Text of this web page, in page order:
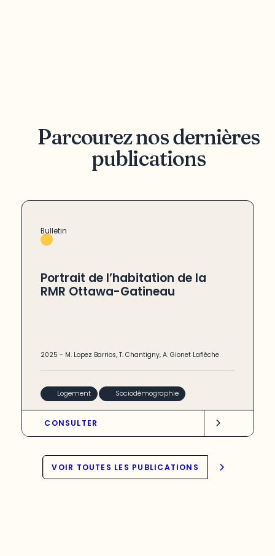
Parcourez nos dernières
publications
Bulletin
Portrait de l’habitation de la
RMR Ottawa-Gatineau
2025- M. Lopez Barrios,T. Chantigny,A. Gionet Laflèche
Logement Sociodémographie
CONSULTER
VOIR TOUTES LES PUBLICATIONS